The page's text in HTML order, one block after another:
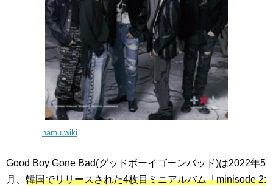
namu.wiki
Good Boy Gone Bad(グッドボーイゴーンバッド)は2022年5
月、 韓国でリリースされた4枚目ミニアルバム「minisode 2: